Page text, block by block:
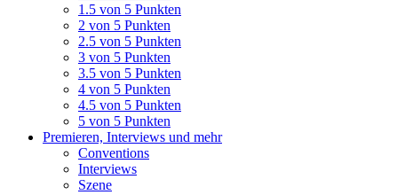
1.5 von 5 Punkten
2 von 5 Punkten
2.5 von 5 Punkten
3 von 5 Punkten
3.5 von 5 Punkten
4 von 5 Punkten
4.5 von 5 Punkten
5 von 5 Punkten
Premieren, Interviews und mehr
Conventions
Interviews
Szene